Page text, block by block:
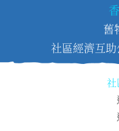
舊
社區經濟互
社